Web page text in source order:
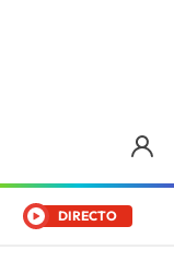
DIRECTO